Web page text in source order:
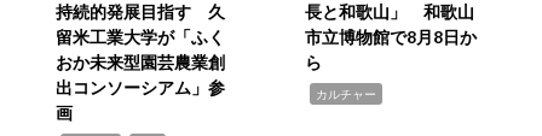
持続的発展目指す 久
留米工業大学が「ふく
おか未来型園芸農業創
出コンソーシアム」参
画
長と和歌山」 和歌山
市立博物館で8月8日か
ら
カルチャー